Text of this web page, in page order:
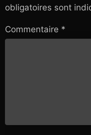
obligatoires sont
Commentaire *